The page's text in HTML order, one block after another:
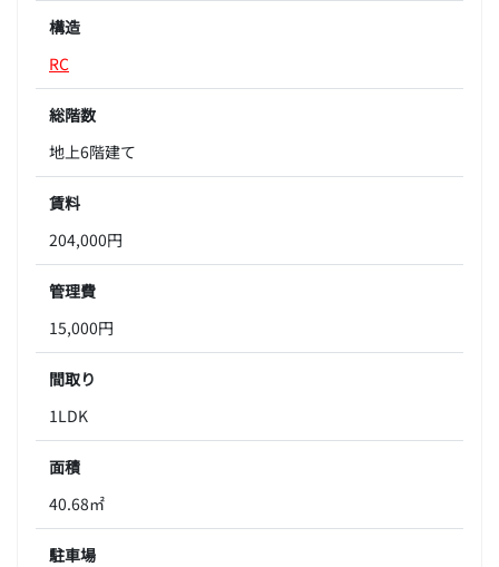
構造
RC
総階数
地上6階建て
賃料
204,000円
管理費
15,000円
間取り
1LDK
面積
40.68㎡
駐車場